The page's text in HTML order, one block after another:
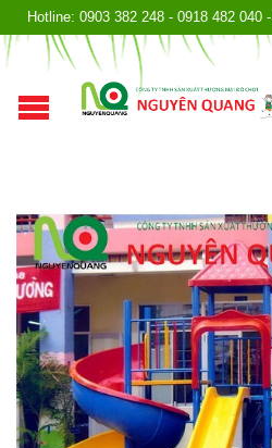
Hotline: 0903 382 248 - 0918 482 040